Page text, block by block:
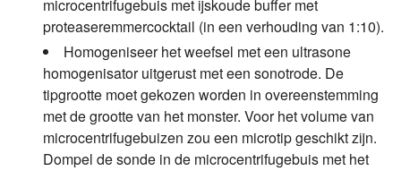
microcentrifugebuis met ijskoude buffer met
proteaseremmercocktail (in een verhouding van 1:10).
Homogeniseer het weefsel met een ultrasone
homogenisator uitgerust met een sonotrode. De
tipgrootte moet gekozen worden in overeenstemming
met de grootte van het monster. Voor het volume van
microcentrifugebuizen zou een microtip geschikt zijn.
Dompel de sonde in de microcentrifugebuis met het